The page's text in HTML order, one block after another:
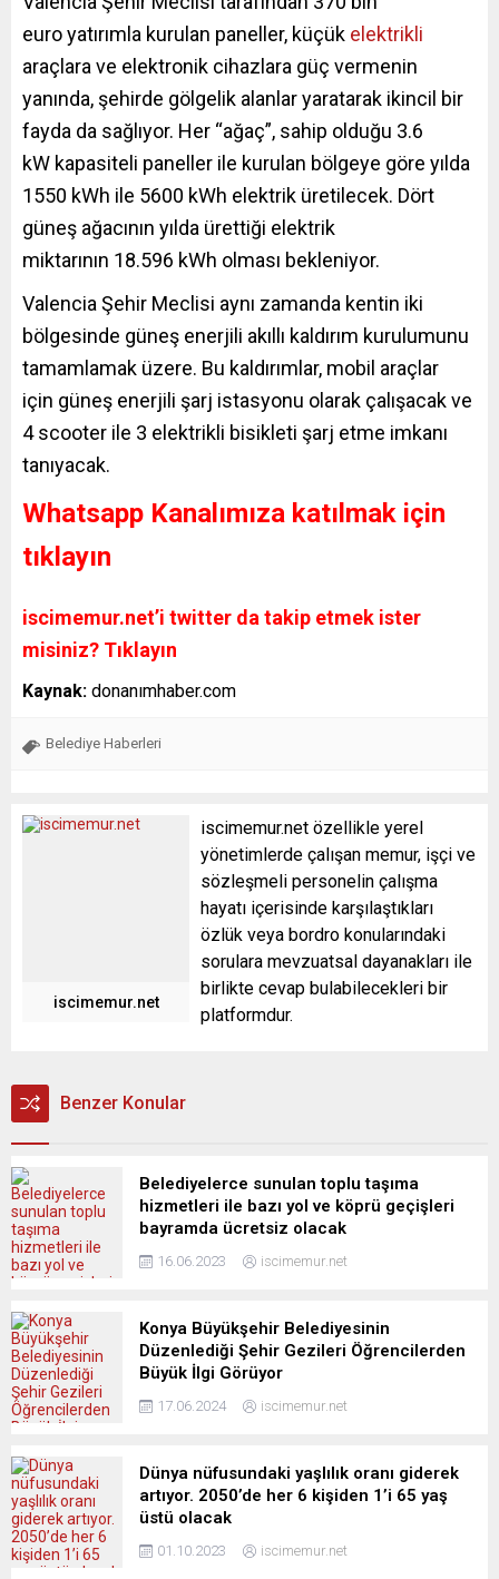
euro yatırımla kurulan paneller, küçük elektrikli
araçlara ve elektronik cihazlara güç vermenin
yanında, şehirde gölgelik alanlar yaratarak ikincil bir
fayda da sağlıyor. Her “ağaç”, sahip olduğu 3.6
kW kapasiteli paneller ile kurulan bölgeye göre yılda
1550 kWh ile 5600 kWh elektrik üretilecek. Dört
güneş ağacının yılda ürettiği elektrik
miktarının 18.596 kWh olması bekleniyor.
Valencia Şehir Meclisi aynı zamanda kentin iki
bölgesinde güneş enerjili akıllı kaldırım kurulumunu
tamamlamak üzere. Bu kaldırımlar, mobil araçlar
için güneş enerjili şarj istasyonu olarak çalışacak ve
4 scooter ile 3 elektrikli bisikleti şarj etme imkanı
tanıyacak.
Whatsapp Kanalımıza katılmak için
tıklayın
iscimemur.net’i twitter da takip etmek ister
misiniz? Tıklayın
Kaynak: donanımhaber.com
Belediye Haberleri
iscimemur.net
iscimemur.net özellikle yerel
yönetimlerde çalışan memur, işçi ve
sözleşmeli personelin çalışma
hayatı içerisinde karşılaştıkları
özlük veya bordro konularındaki
sorulara mevzuatsal dayanakları ile
birlikte cevap bulabilecekleri bir
platformdur.
Benzer Konular
Belediyelerce sunulan toplu taşıma
hizmetleri ile bazı yol ve köprü geçişleri
bayramda ücretsiz olacak
16.06.2023 iscimemur.net
Konya Büyükşehir Belediyesinin
Düzenlediği Şehir Gezileri Öğrencilerden
Büyük İlgi Görüyor
17.06.2024 iscimemur.net
Dünya nüfusundaki yaşlılık oranı giderek
artıyor. 2050’de her 6 kişiden 1’i 65 yaş
üstü olacak
01.10.2023 iscimemur.net